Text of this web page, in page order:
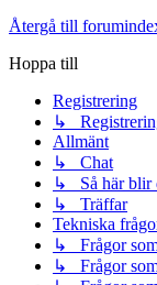
Återgå till
Hoppa till
Registrering
↳
Allmänt
↳ Chat
↳ Så här blir
↳ Träffar
Tekniska
↳ Frågor
↳ Frågor